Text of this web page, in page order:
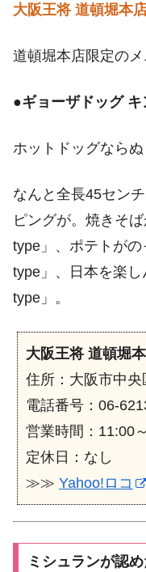
大阪王将 道頓堀本
道頓堀本店限定のメ
●ギョーザドッグ
ホットドッグなら
なんと全長45セン
ピングが。焼きそ
type」、ポテトが
type」、日本を楽
type」。
大阪王将 道頓堀
住所：大阪市中
電話番号：06-
営業時間：11:00
定休日：なし
≫≫ Yahoo!ロコ
ミシュランが認